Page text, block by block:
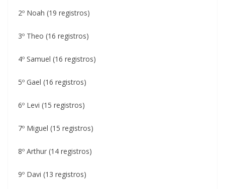
2º Noah (19 registros)
3º Theo (16 registros)
4º Samuel (16 registros)
5º Gael (16 registros)
6º Levi (15 registros)
7º Miguel (15 registros)
8º Arthur (14 registros)
9º Davi (13 registros)